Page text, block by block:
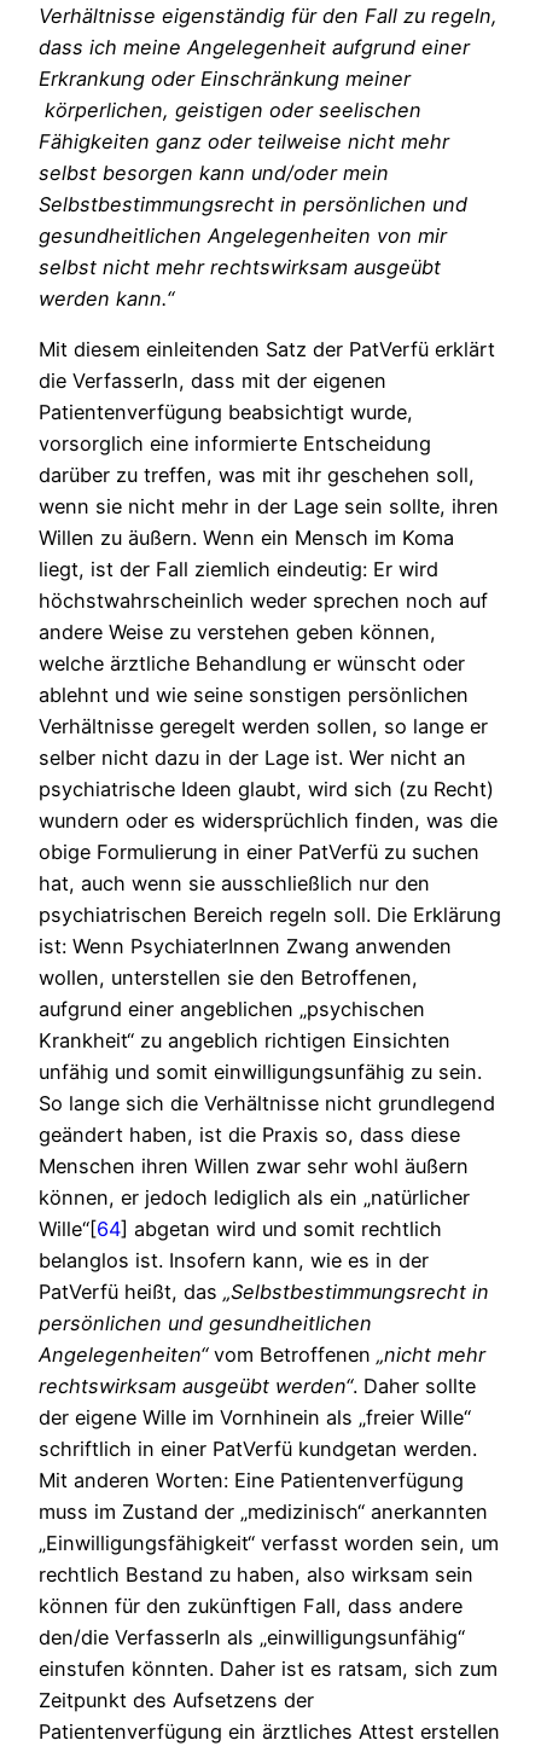
Verhältnisse eigenständig für den Fall zu regeln,
dass ich meine Angelegenheit aufgrund einer
Erkrankung oder Einschränkung meiner
körperlichen, geistigen oder seelischen
Fähigkeiten ganz oder teilweise nicht mehr
selbst besorgen kann und/oder mein
Selbstbestimmungsrecht in persönlichen und
gesundheitlichen Angelegenheiten von mir
selbst nicht mehr rechtswirksam ausgeübt
werden kann.“
Mit diesem einleitenden Satz der PatVerfü erklärt
die VerfasserIn, dass mit der eigenen
Patientenverfügung beabsichtigt wurde,
vorsorglich eine informierte Entscheidung
darüber zu treffen, was mit ihr geschehen soll,
wenn sie nicht mehr in der Lage sein sollte, ihren
Willen zu äußern. Wenn ein Mensch im Koma
liegt, ist der Fall ziemlich eindeutig: Er wird
höchstwahrscheinlich weder sprechen noch auf
andere Weise zu verstehen geben können,
welche ärztliche Behandlung er wünscht oder
ablehnt und wie seine sonstigen persönlichen
Verhältnisse geregelt werden sollen, so lange er
selber nicht dazu in der Lage ist. Wer nicht an
psychiatrische Ideen glaubt, wird sich (zu Recht)
wundern oder es widersprüchlich finden, was die
obige Formulierung in einer PatVerfü zu suchen
hat, auch wenn sie ausschließlich nur den
psychiatrischen Bereich regeln soll. Die Erklärung
ist: Wenn PsychiaterInnen Zwang anwenden
wollen, unterstellen sie den Betroffenen,
aufgrund einer angeblichen „psychischen
Krankheit“ zu angeblich richtigen Einsichten
unfähig und somit einwilligungsunfähig zu sein.
So lange sich die Verhältnisse nicht grundlegend
geändert haben, ist die Praxis so, dass diese
Menschen ihren Willen zwar sehr wohl äußern
können, er jedoch lediglich als ein „natürlicher
Wille“[64] abgetan wird und somit rechtlich
belanglos ist. Insofern kann, wie es in der
PatVerfü heißt, das „Selbstbestimmungsrecht in
persönlichen und gesundheitlichen
Angelegenheiten“vom Betroffenen „nicht mehr
rechtswirksam ausgeübt werden“. Daher sollte
der eigene Wille im Vornhinein als „freier Wille“
schriftlich in einer PatVerfü kundgetan werden.
Mit anderen Worten: Eine Patientenverfügung
muss im Zustand der „medizinisch“ anerkannten
„Einwilligungsfähigkeit“ verfasst worden sein, um
rechtlich Bestand zu haben, also wirksam sein
können für den zukünftigen Fall, dass andere
den/die VerfasserIn als „einwilligungsunfähig“
einstufen könnten. Daher ist es ratsam, sich zum
Zeitpunkt des Aufsetzens der
Patientenverfügung ein ärztliches Attest erstellen